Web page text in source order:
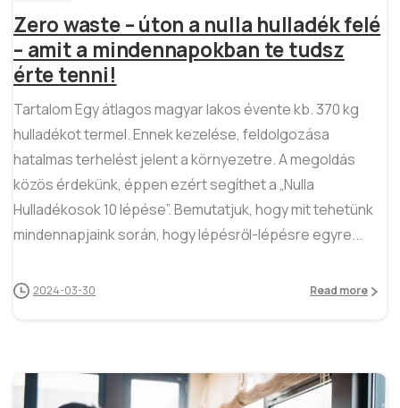
Zero waste – úton a nulla hulladék felé
– amit a mindennapokban te tudsz
érte tenni!
Tartalom Egy átlagos magyar lakos évente kb. 370 kg
hulladékot termel. Ennek kezelése, feldolgozása
hatalmas terhelést jelent a környezetre. A megoldás
közös érdekünk, éppen ezért segíthet a „Nulla
Hulladékosok 10 lépése”. Bemutatjuk, hogy mit tehetünk
mindennapjaink során, hogy lépésről-lépésre egyre...
2024-03-30 Read more